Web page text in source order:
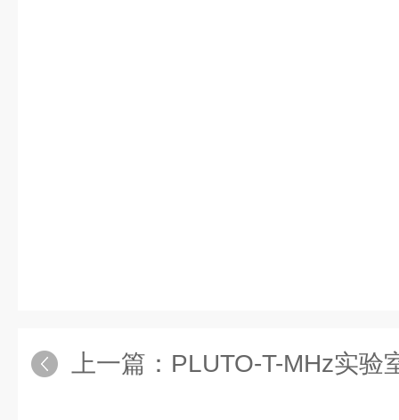
上一篇： PLUTO-T-MHz实验室